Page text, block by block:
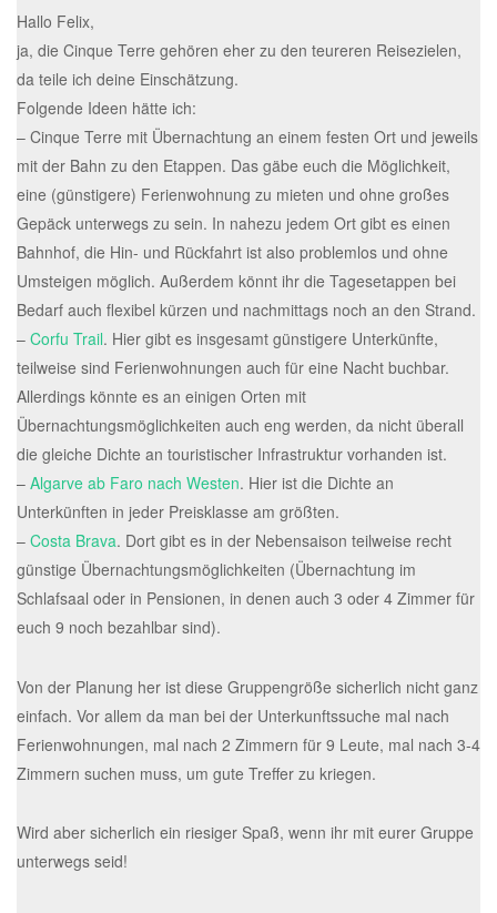
Hallo Felix,
ja, die Cinque Terre gehören eher zu den teureren Reisezielen,
da teile ich deine Einschätzung.
Folgende Ideen hätte ich:
– Cinque Terre mit Übernachtung an einem festen Ort und jeweils
mit der Bahn zu den Etappen. Das gäbe euch die Möglichkeit,
eine (günstigere) Ferienwohnung zu mieten und ohne großes
Gepäck unterwegs zu sein. In nahezu jedem Ort gibt es einen
Bahnhof, die Hin- und Rückfahrt ist also problemlos und ohne
Umsteigen möglich. Außerdem könnt ihr die Tagesetappen bei
Bedarf auch flexibel kürzen und nachmittags noch an den Strand.
– Corfu Trail. Hier gibt es insgesamt günstigere Unterkünfte,
teilweise sind Ferienwohnungen auch für eine Nacht buchbar.
Allerdings könnte es an einigen Orten mit
Übernachtungsmöglichkeiten auch eng werden, da nicht überall
die gleiche Dichte an touristischer Infrastruktur vorhanden ist.
– Algarve ab Faro nach Westen. Hier ist die Dichte an
Unterkünften in jeder Preisklasse am größten.
– Costa Brava. Dort gibt es in der Nebensaison teilweise recht
günstige Übernachtungsmöglichkeiten (Übernachtung im
Schlafsaal oder in Pensionen, in denen auch 3 oder 4 Zimmer für
euch 9 noch bezahlbar sind).
Von der Planung her ist diese Gruppengröße sicherlich nicht ganz
einfach. Vor allem da man bei der Unterkunftssuche mal nach
Ferienwohnungen, mal nach 2 Zimmern für 9 Leute, mal nach 3-4
Zimmern suchen muss, um gute Treffer zu kriegen.
Wird aber sicherlich ein riesiger Spaß, wenn ihr mit eurer Gruppe
unterwegs seid!